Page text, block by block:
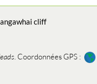
cliff
. Coordonnées GPS :